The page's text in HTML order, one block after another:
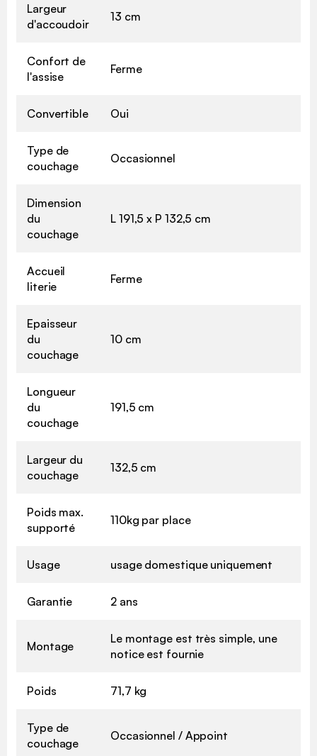
Largeur
d'accoudoir
13 cm
Confort de
l'assise
Ferme
Convertible Oui
Type de
couchage
Occasionnel
Dimension
du
couchage
L 191,5 x P 132,5 cm
Accueil
literie
Ferme
Epaisseur
du
couchage
10 cm
Longueur
du
couchage
191,5 cm
Largeur du
couchage
132,5 cm
Poids max.
supporté
110kg par place
Usage usage domestique uniquement
Garantie 2 ans
Montage
Le montage est très simple, une
notice est fournie
Poids 71,7 kg
Type de
couchage
Occasionnel / Appoint